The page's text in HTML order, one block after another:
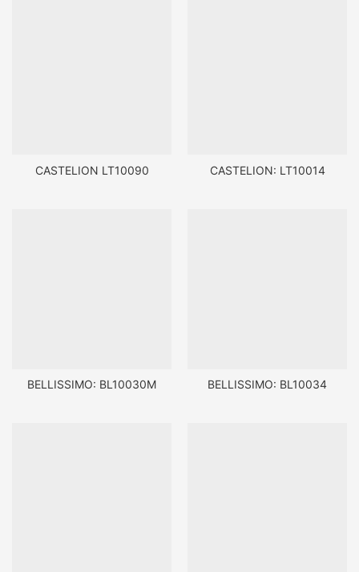
CASTELION LT10090 CASTELION: LT10014
BELLISSIMO: BL10030M BELLISSIMO: BL10034